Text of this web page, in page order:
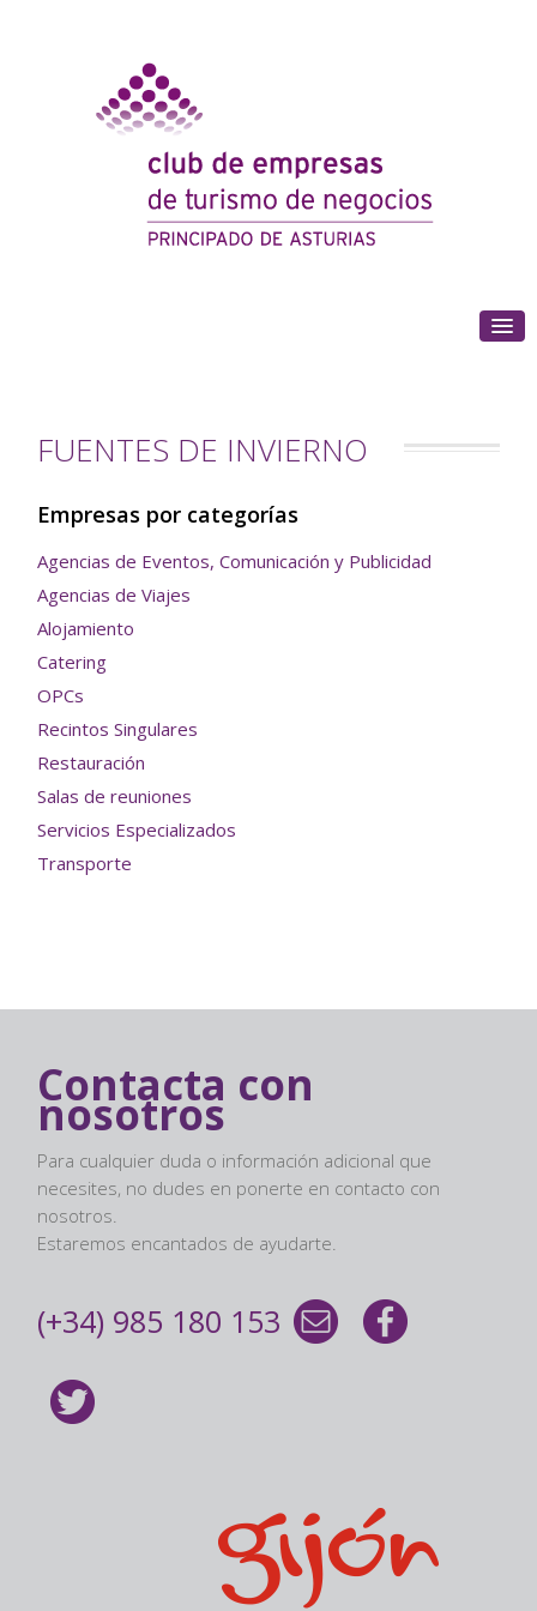
FUENTES DE INVIERNO
Empresas por categorías
Agencias de Eventos, Comunicación y Publicidad
Agencias de Viajes
Alojamiento
Catering
OPCs
Recintos Singulares
Restauración
Salas de reuniones
Servicios Especializados
Transporte
Contacta con
nosotros
Para cualquier duda o información adicional que
necesites, no dudes en ponerte en contacto con
nosotros.
Estaremos encantados de ayudarte.
(+34) 985 180 153